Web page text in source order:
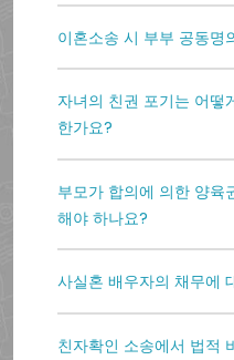
이혼소송 시 부부 공동명
자녀의 친권 포기는 어떻
한가요?
부모가 합의에 의한 양육
해야 하나요?
사실혼 배우자의 채무에
친자확인 소송에서 법적